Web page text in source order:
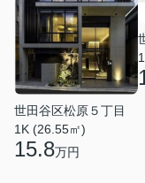
世田谷区松原５丁目
1K (26.55㎡)
15.8万円